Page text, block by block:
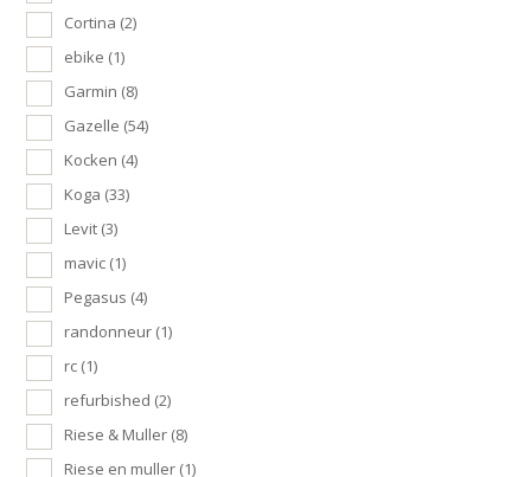
Cortina (2)
ebike (1)
Garmin (8)
Gazelle (54)
Kocken (4)
Koga (33)
Levit (3)
mavic (1)
Pegasus (4)
randonneur (1)
rc (1)
refurbished (2)
Riese & Muller (8)
Riese en muller (1)